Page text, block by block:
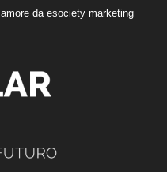
da esociety marketing